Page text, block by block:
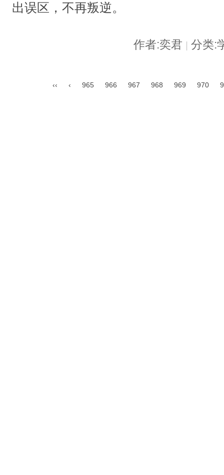
出误区，不再叛逆。
作者:奕君 | 分类:
‹‹ ‹ 965 966 967 968 969 970